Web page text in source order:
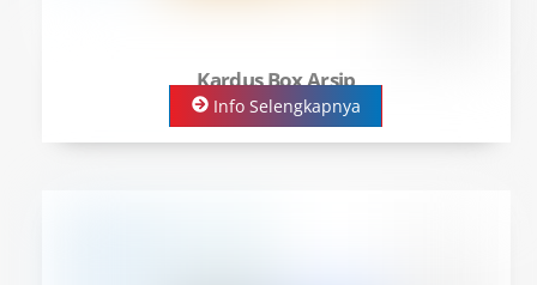
Kardus Box Arsip
Info Selengkapnya